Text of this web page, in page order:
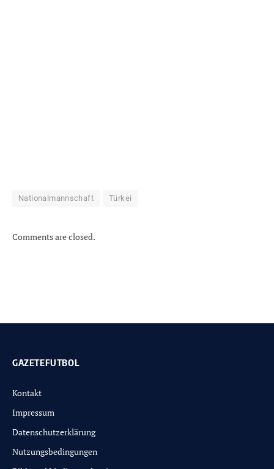
Nationalmannschaft Türkei
Comments are closed.
GAZETEFUTBOL
Kontakt
Impressum
Datenschutzerklärung
Nutzungsbedingungen